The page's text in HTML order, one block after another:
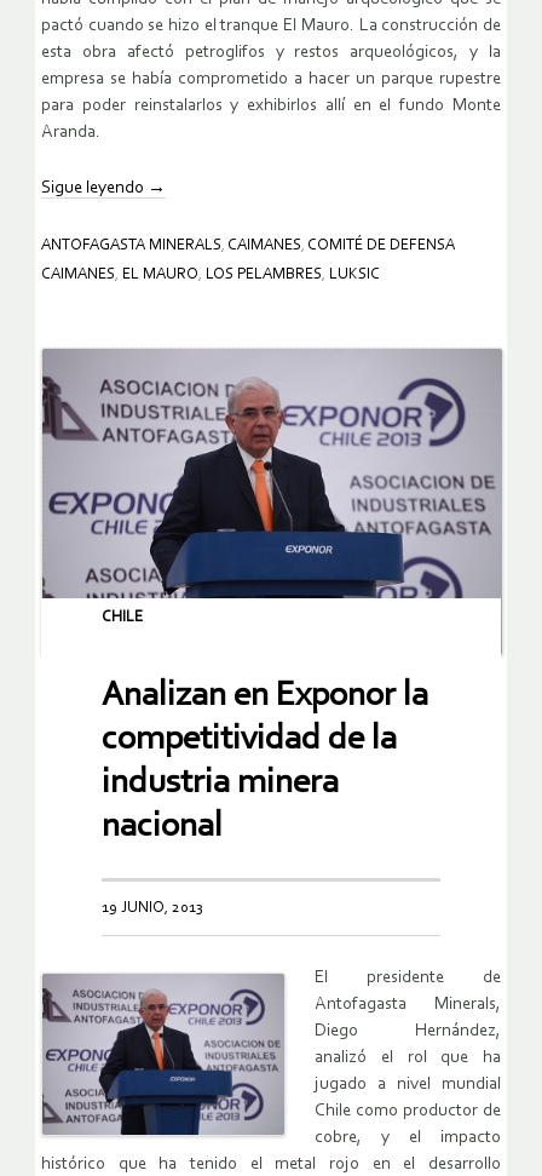
pactó cuando se hizo el tranque El Mauro. La construcción de
esta obra afectó petroglifos y restos arqueológicos, y la
empresa se había comprometido a hacer un parque rupestre
para poder reinstalarlos y exhibirlos allí en el fundo Monte
Aranda.
Sigue leyendo →
ANTOFAGASTA MINERALS, CAIMANES, COMITÉ DE DEFENSA
CAIMANES, EL MAURO, LOS PELAMBRES, LUKSIC
CHILE
Analizan en Exponor la
competitividad de la
industria minera
nacional
19 JUNIO, 2013
El presidente de
Antofagasta Minerals,
Diego Hernández,
analizó el rol que ha
jugado a nivel mundial
Chile como productor de
cobre, y el impacto
histórico que ha tenido el metal rojo en el desarrollo